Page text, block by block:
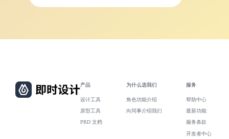
产品
设计工具
原型工具
PRD 文档
为什么选我们
角色功能介绍
向同事介绍我们
服务
帮助中心
最新功能
服务条款
开发者中心